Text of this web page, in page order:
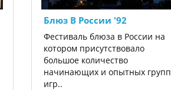
Блюз В России '92
Фестиваль блюза в России на
котором присутствовало
большое количество
начинающих и опытных групп
игр..